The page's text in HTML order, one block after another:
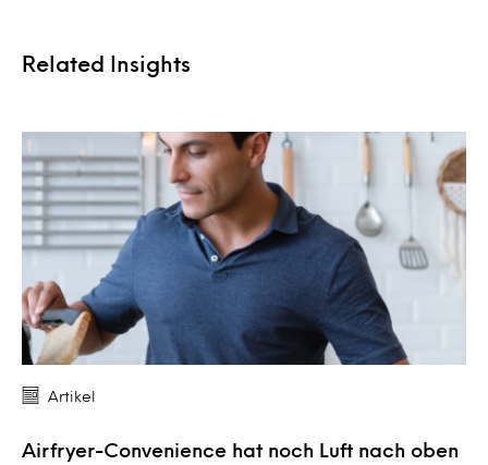
Related Insights
Artikel
Airfryer-Convenience hat noch Luft nach oben